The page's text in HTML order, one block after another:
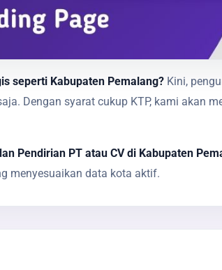
seperti Kabupaten Pemalang? Kini,
Dengan syarat cukup KTP, kami akan
Pendirian PT atau CV di Kabupaten
menyesuaikan data kota aktif.